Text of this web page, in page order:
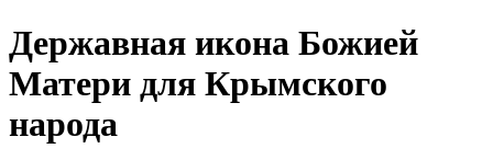
Державная икона Божией
Матери для Крымского
народа